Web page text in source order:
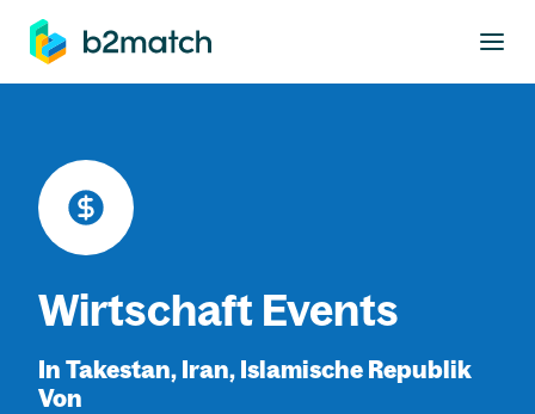
springen
Wirtschaft Events
In Takestan, Iran, Islamische Republik
Von